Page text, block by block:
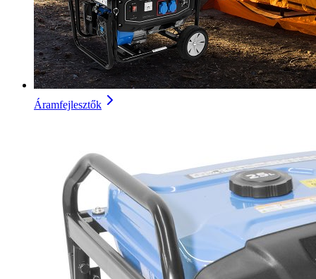
Áramfejlesztők